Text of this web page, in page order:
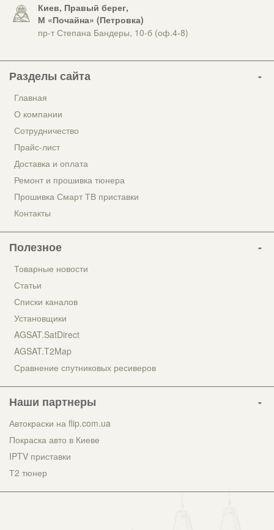
Киев, Правый берег,
М «Почайна» (Петровка)
пр-т Степана Бандеры, 10-б (оф.4-8)
Разделы сайта
Главная
О компании
Сотрудничество
Прайс-лист
Доставка и оплата
Ремонт и прошивка тюнера
Прошивка Смарт ТВ приставки
Контакты
Полезное
Товарные новости
Статьи
Списки каналов
Установщики
AGSAT.SatDirect
AGSAT.T2Map
Сравнение спутниковых ресиверов
Наши партнеры
Автокраски на flip.com.ua
Покраска авто в Киеве
IPTV приставки
Т2 тюнер